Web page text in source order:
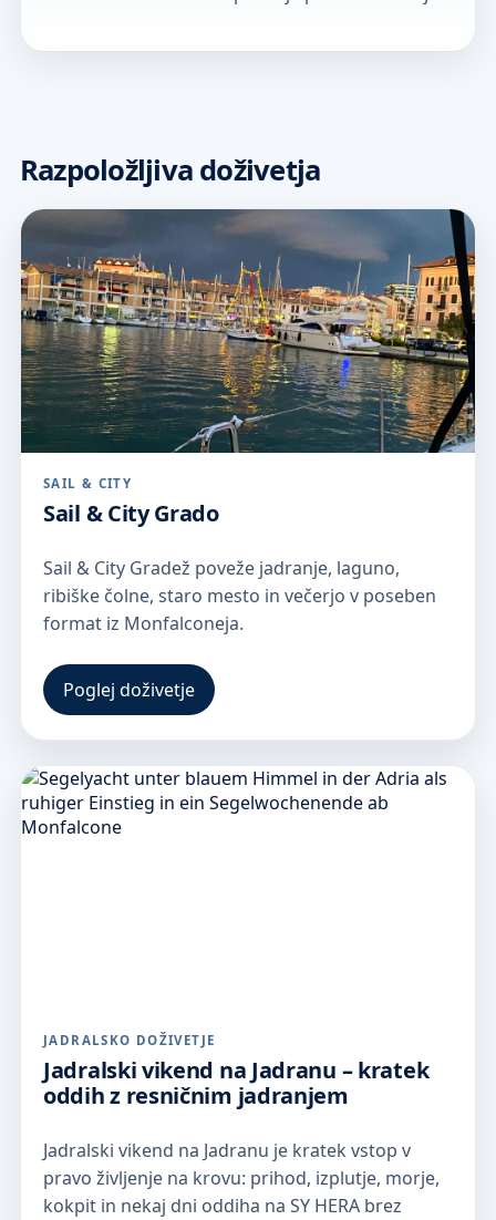
Razpoložljiva doživetja
SAIL & CITY
Sail & City Grado
Sail & City Gradež poveže jadranje, laguno,
ribiške čolne, staro mesto in večerjo v poseben
format iz Monfalconeja.
Poglej doživetje
JADRALSKO DOŽIVETJE
Jadralski vikend na Jadranu – kratek
oddih z resničnim jadranjem
Jadralski vikend na Jadranu je kratek vstop v
pravo življenje na krovu: prihod, izplutje, morje,
kokpit in nekaj dni oddiha na SY HERA brez